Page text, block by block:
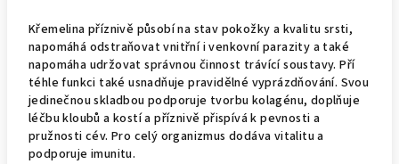
Křemelina příznivě působí na stav pokožky a kvalitu srsti,
napomáhá odstraňovat vnitřní i venkovní parazity a také
napomáha udržovat správnou činnost trávící soustavy. Pří
téhle funkci také usnadňuje pravidělné vyprázdňování. Svou
jedinečnou skladbou podporuje tvorbu kolagénu, doplňuje
léčbu kloubů a kostí a příznivě přispívá k pevnosti a
pružnosti cév. Pro celý organizmus dodáva vitalitu a
podporuje imunitu.